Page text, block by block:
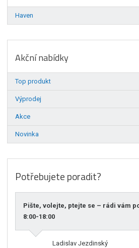
Haven
Akční nabídky
Top produkt
Výprodej
Akce
Novinka
Potřebujete poradit?
Pište, volejte, ptejte se – rádi vám
8:00-18:00
Ladislav Jezdinský